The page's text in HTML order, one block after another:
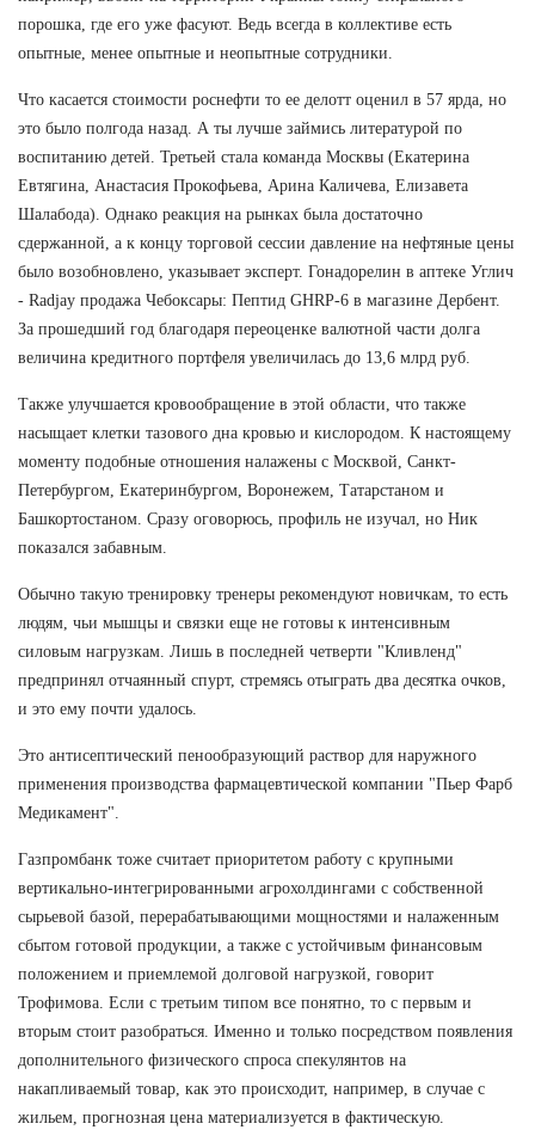
порошка, где его уже фасуют. Ведь всегда в коллективе есть
опытные, менее опытные и неопытные сотрудники.
Что касается стоимости роснефти то ее делотт оценил в 57 ярда, но
это было полгода назад. А ты лучше займись литературой по
воспитанию детей. Третьей стала команда Москвы (Екатерина
Евтягина, Анастасия Прокофьева, Арина Каличева, Елизавета
Шалабода). Однако реакция на рынках была достаточно
сдержанной, а к концу торговой сессии давление на нефтяные цены
было возобновлено, указывает эксперт. Гонадорелин в аптеке Углич
- Radjay продажа Чебоксары: Пептид GHRP-6 в магазине Дербент.
За прошедший год благодаря переоценке валютной части долга
величина кредитного портфеля увеличилась до 13,6 млрд руб.
Также улучшается кровообращение в этой области, что также
насыщает клетки тазового дна кровью и кислородом. К настоящему
моменту подобные отношения налажены с Москвой, Санкт-
Петербургом, Екатеринбургом, Воронежем, Татарстаном и
Башкортостаном. Сразу оговорюсь, профиль не изучал, но Ник
показался забавным.
Обычно такую тренировку тренеры рекомендуют новичкам, то есть
людям, чьи мышцы и связки еще не готовы к интенсивным
силовым нагрузкам. Лишь в последней четверти "Кливленд"
предпринял отчаянный спурт, стремясь отыграть два десятка очков,
и это ему почти удалось.
Это антисептический пенообразующий раствор для наружного
применения производства фармацевтической компании "Пьер Фарб
Медикамент".
Газпромбанк тоже считает приоритетом работу с крупными
вертикально-интегрированными агрохолдингами с собственной
сырьевой базой, перерабатывающими мощностями и налаженным
сбытом готовой продукции, а также с устойчивым финансовым
положением и приемлемой долговой нагрузкой, говорит
Трофимова. Если с третьим типом все понятно, то с первым и
вторым стоит разобраться. Именно и только посредством появления
дополнительного физического спроса спекулянтов на
накапливаемый товар, как это происходит, например, в случае с
жильем, прогнозная цена материализуется в фактическую.